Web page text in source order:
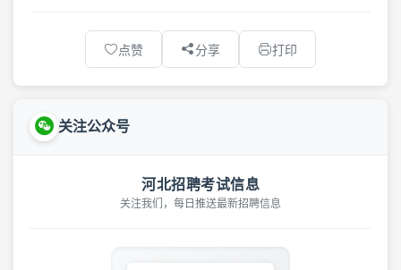
点赞 分享 打印
关注公众号
河北招聘考试信息
关注我们，每日推送最新招聘信息